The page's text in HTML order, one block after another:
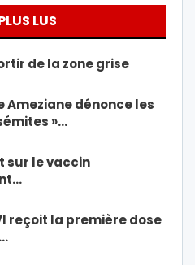
LUS
de la zone grise
Ameziane dénonce les
»…
sur le vaccin
reçoit la première dose